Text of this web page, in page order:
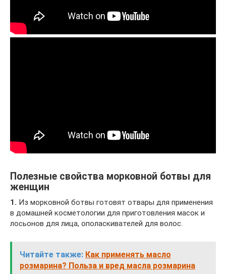
Полезные свойства морковной ботвы для
женщин
1. Из морковной ботвы готовят отвары для применения
в домашней косметологии для приготовления масок и
лосьонов для лица, ополаскивателей для волос.
Читайте также: Как применять масло
розмарина? Польза и вред масла розмарина